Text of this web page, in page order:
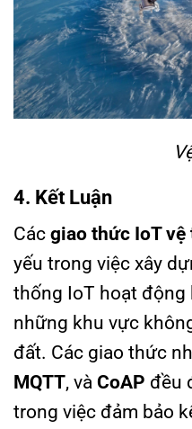
4. Kết Luận
Các giao thức IoT vệ
yếu trong việc xây
thống IoT hoạt động
những khu vực
đất. Các giao thức
MQTT, và CoAP đều
trong việc đảm bảo